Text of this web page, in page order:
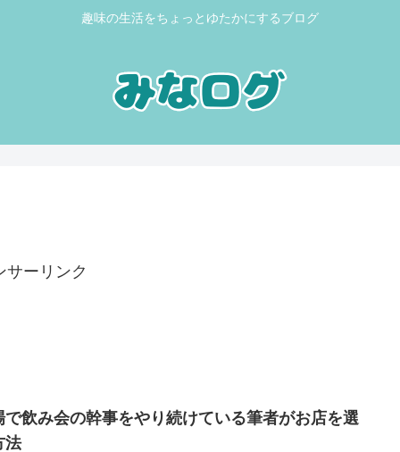
趣味の生活をちょっとゆたかにするブログ
サーリンク
で飲み会の幹事をやり続けている筆者がお店を選
法